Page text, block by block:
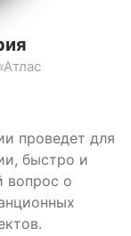
проведет для
быстро и
вопрос о